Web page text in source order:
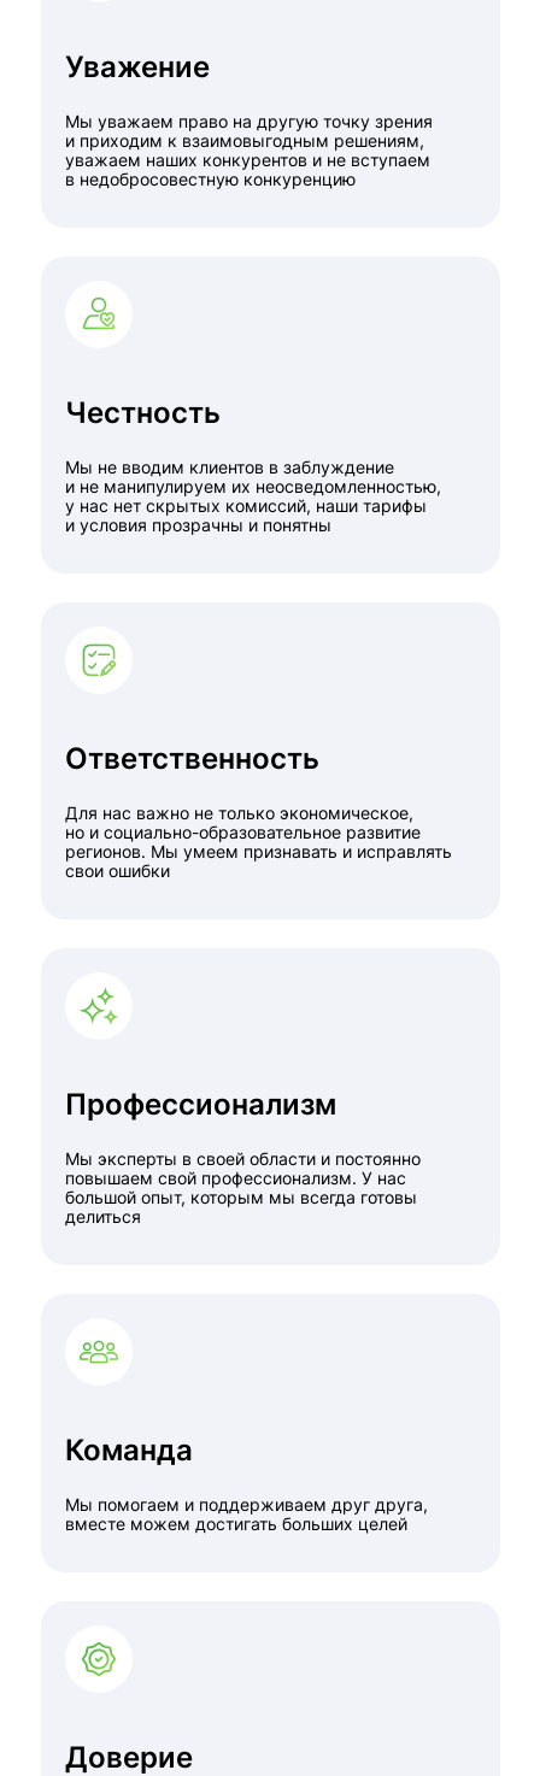
Уважение
Мы уважаем право на другую точку зрения
и приходим к взаимовыгодным решениям,
уважаем наших конкурентов и не вступаем
в недобросовестную конкуренцию
Честность
Мы не вводим клиентов в заблуждение
и не манипулируем их неосведомленностью,
у нас нет скрытых комиссий, наши тарифы
и условия прозрачны и понятны
Ответственность
Для нас важно не только экономическое,
но и социально-образовательное развитие
регионов. Мы умеем признавать и исправлять
свои ошибки
Профессионализм
Мы эксперты в своей области и постоянно
повышаем свой профессионализм. У нас
большой опыт, которым мы всегда готовы
делиться
Команда
Мы помогаем и поддерживаем друг друга,
вместе можем достигать больших целей
Доверие